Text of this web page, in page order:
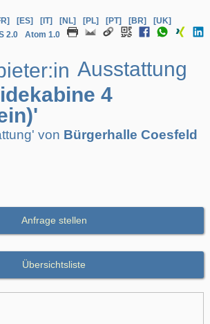
[ES] [IT] [NL] [PL] [PT] [BR]
[UK]
2.0
Atom 1.0
Ausstattung
4
von Bürgerhalle Coesfeld
Anfrage stellen
Übersichtsliste